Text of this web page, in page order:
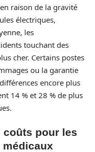
raison de la gravité
électriques,
les
touchant des
cher. Certains postes
ou la garantie
encore plus
14 % et 28 % de plus
coûts pour les